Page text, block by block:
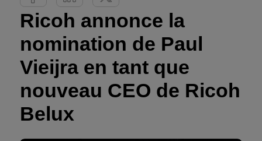
Ricoh annonce la
nomination de Paul
Vieijra en tant que
nouveau CEO de Ricoh
Belux